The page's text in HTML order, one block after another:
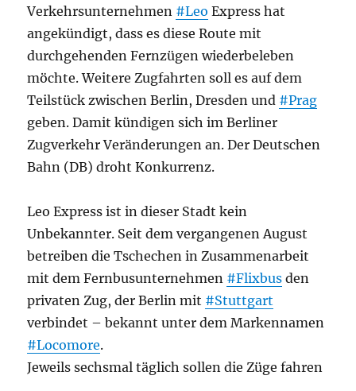
Verkehrsunternehmen #Leo Express hat
angekündigt, dass es diese Route mit
durchgehenden Fernzügen wiederbeleben
möchte. Weitere Zugfahrten soll es auf dem
Teilstück zwischen Berlin, Dresden und #Prag
geben. Damit kündigen sich im Berliner
Zugverkehr Veränderungen an. Der Deutschen
Bahn (DB) droht Konkurrenz.
Leo Express ist in dieser Stadt kein
Unbekannter. Seit dem vergangenen August
betreiben die Tschechen in Zusammenarbeit
mit dem Fernbusunternehmen #Flixbus den
privaten Zug, der Berlin mit #Stuttgart
verbindet – bekannt unter dem Markennamen
#Locomore.
Jeweils sechsmal täglich sollen die Züge fahren